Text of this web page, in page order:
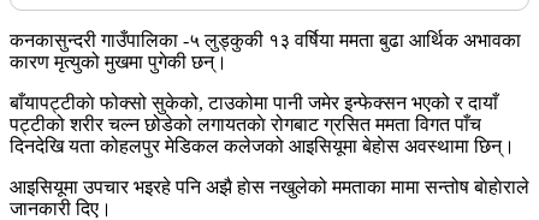
कनकासुन्दरी गाउँपालिका -५ लुड्कुकी १३ वर्षिया ममता बुढा आर्थिक अभावका
कारण मृत्युको मुखमा पुगेकी छन्।
बाँयापट्टीकाे फोक्सो सुकेको, टाउकोमा पानी जमेर इन्फेक्सन भएको र दायाँ
पट्टीको शरीर चल्न छोडेको लगायतकाे रोगबाट ग्रसित ममता विगत पाँच
दिनदेखि यता कोहलपुर मेडिकल कलेजको आइसियूमा बेहाेस अवस्थामा छिन्।
आइसियूमा उपचार भइरहे पनि अझै हाेस नखुलेको ममताका मामा सन्तोष बाेहाेराले
जानकारी दिए।